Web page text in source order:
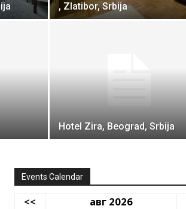
, Zlatibor, Srbija
Hotel Zira, Beograd, Srbija
Events Calendar
<< авг 2026